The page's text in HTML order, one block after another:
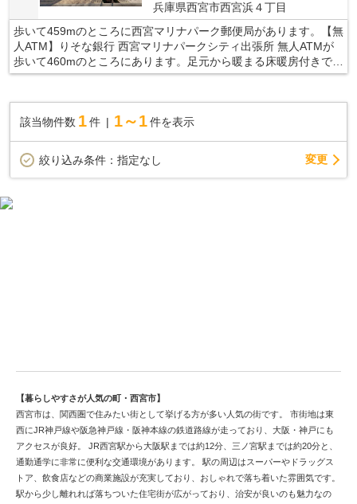
兵庫県西宮市西宮浜４丁目
歩いて459mのところに西宮マリナパーク郵便局があります。【無
人ATM】りそな銀行 西宮マリナパークシティ出張所 無人ATMが
歩いて460mのところにあります。足元から暖まる床暖房付きで
す。3口コンロが付いているので、3つの料理を同時に進められて
たい幸せなものです。その大切な時間を、より快適な住環境で送
りませんか。当社が不動産探しのサポートを致します。
該当物件数 1件 1～1 件を表示
絞り込み条件： 指定なし 変更
【暮らしやすさが人気の町・西宮市】
西宮市は、関西圏で住みたい街として挙げる方が多い人気の街です。 市街地は東
西にJR神戸線や阪急神戸線・阪神本線の鉄道路線が走っており、大阪・神戸にも
アクセスが良好。 JR西宮駅から大阪駅までは約12分、三ノ宮駅までは約20分と、
通勤通学に非常に便利な交通環境があります。 駅の周辺はスーパーやドラッグス
トア、飲食店などの商業施設が充実しており、おしゃれで落ち着いた雰囲気です。
駅から少し離れれば落ちついた住宅街が広がっており、治安が良いのも魅力なの